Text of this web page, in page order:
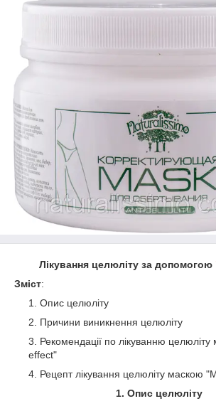
Лікування целюліту за допомогою
Зміст:
Опис целюліту
Причини виникнення целюліту
Рекомендації по лікуванню
effect"
Рецепт лікування целюліту маскою
1. Опис целюліту